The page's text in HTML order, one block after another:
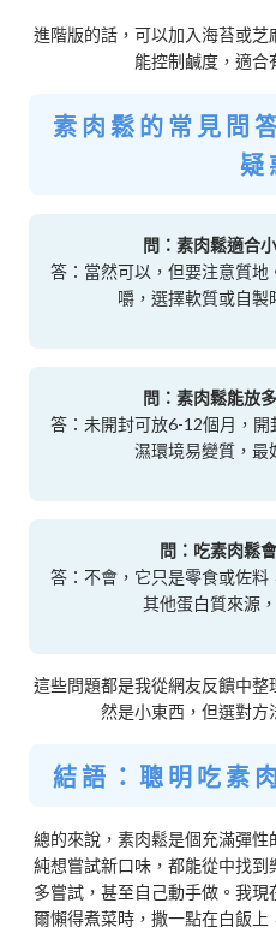
進階版的話，可以加入海苔或
能控制鹹度，適合
素肉鬆的常見問
疑
問：素肉鬆適合
答：當然可以，但要注意質
嚼，選擇軟質或自製
問：素肉鬆能放
答：未開封可放6-12個月，
濕環境易變質，最
問：吃素肉鬆
答：不會，它只是零食或佐
其他蛋白質來源
這些問題都是我從網友反饋中
然是小東西，但選對方
結語：聰明吃素
總的來說，素肉鬆是個充滿彈
純想嘗試新口味，都能從中找到
多嘗試，甚至自己動手做。我
爾懶得煮菜時，撒一點在白飯